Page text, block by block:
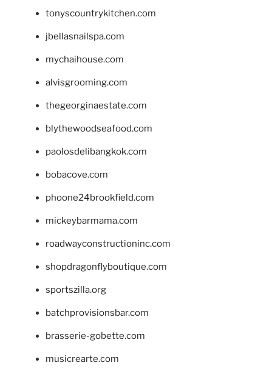
tonyscountrykitchen.com
jbellasnailspa.com
mychaihouse.com
alvisgrooming.com
thegeorginaestate.com
blythewoodseafood.com
paolosdelibangkok.com
bobacove.com
phoone24brookfield.com
mickeybarmama.com
roadwayconstructioninc.com
shopdragonflyboutique.com
sportszilla.org
batchprovisionsbar.com
brasserie-gobette.com
musicrearte.com